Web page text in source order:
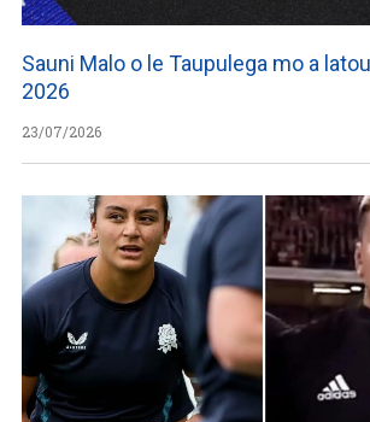
Sauni Malo o le Taupulega mo a
2026
23/07/2026